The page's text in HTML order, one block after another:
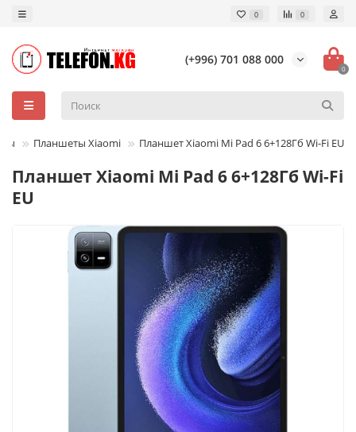
0 0
(+996) 701 088 000
0
Планшеты Xiaomi Планшет Xiaomi Mi Pad 6 6+128Гб Wi-Fi EU
Планшет Xiaomi Mi Pad 6 6+128Гб Wi-Fi
EU